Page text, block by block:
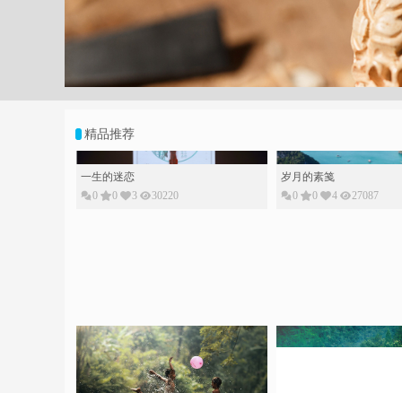
精品推荐
一生的迷恋
0
0 3 30220
岁月的素䇳
0
0 4 27087
简单本就是种幸福